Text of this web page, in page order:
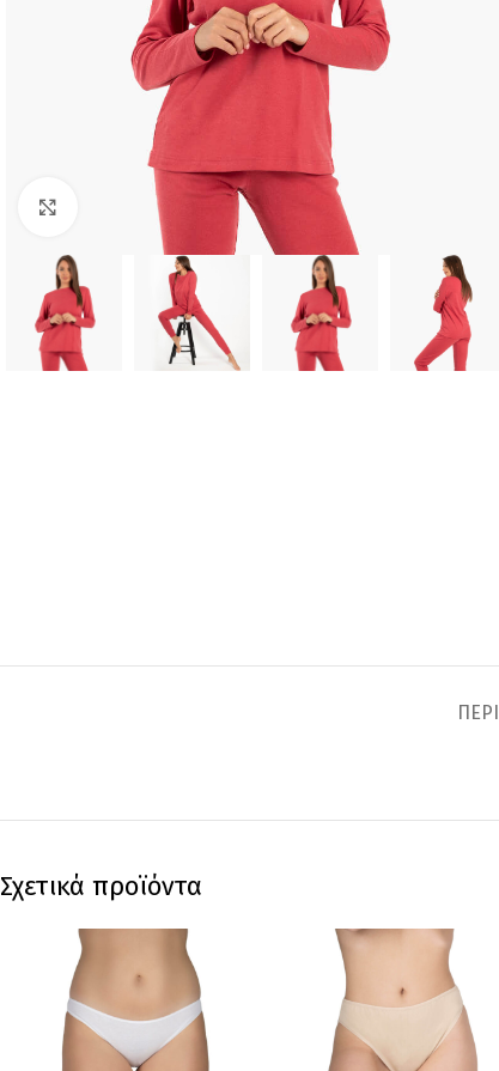
Click to enlarge
Σχετικά προϊόντα